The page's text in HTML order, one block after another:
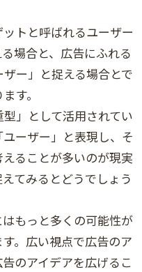
トと呼ばれるユーザー
場合と、広告にふれる
ー」と捉える場合とで
す。
」として活用されてい
ーザー」と表現し、そ
ることが多いのが現実
てみるとどうでしょう
もっと多くの可能性が
。広い視点で広告のア
のアイデアを広げるこ